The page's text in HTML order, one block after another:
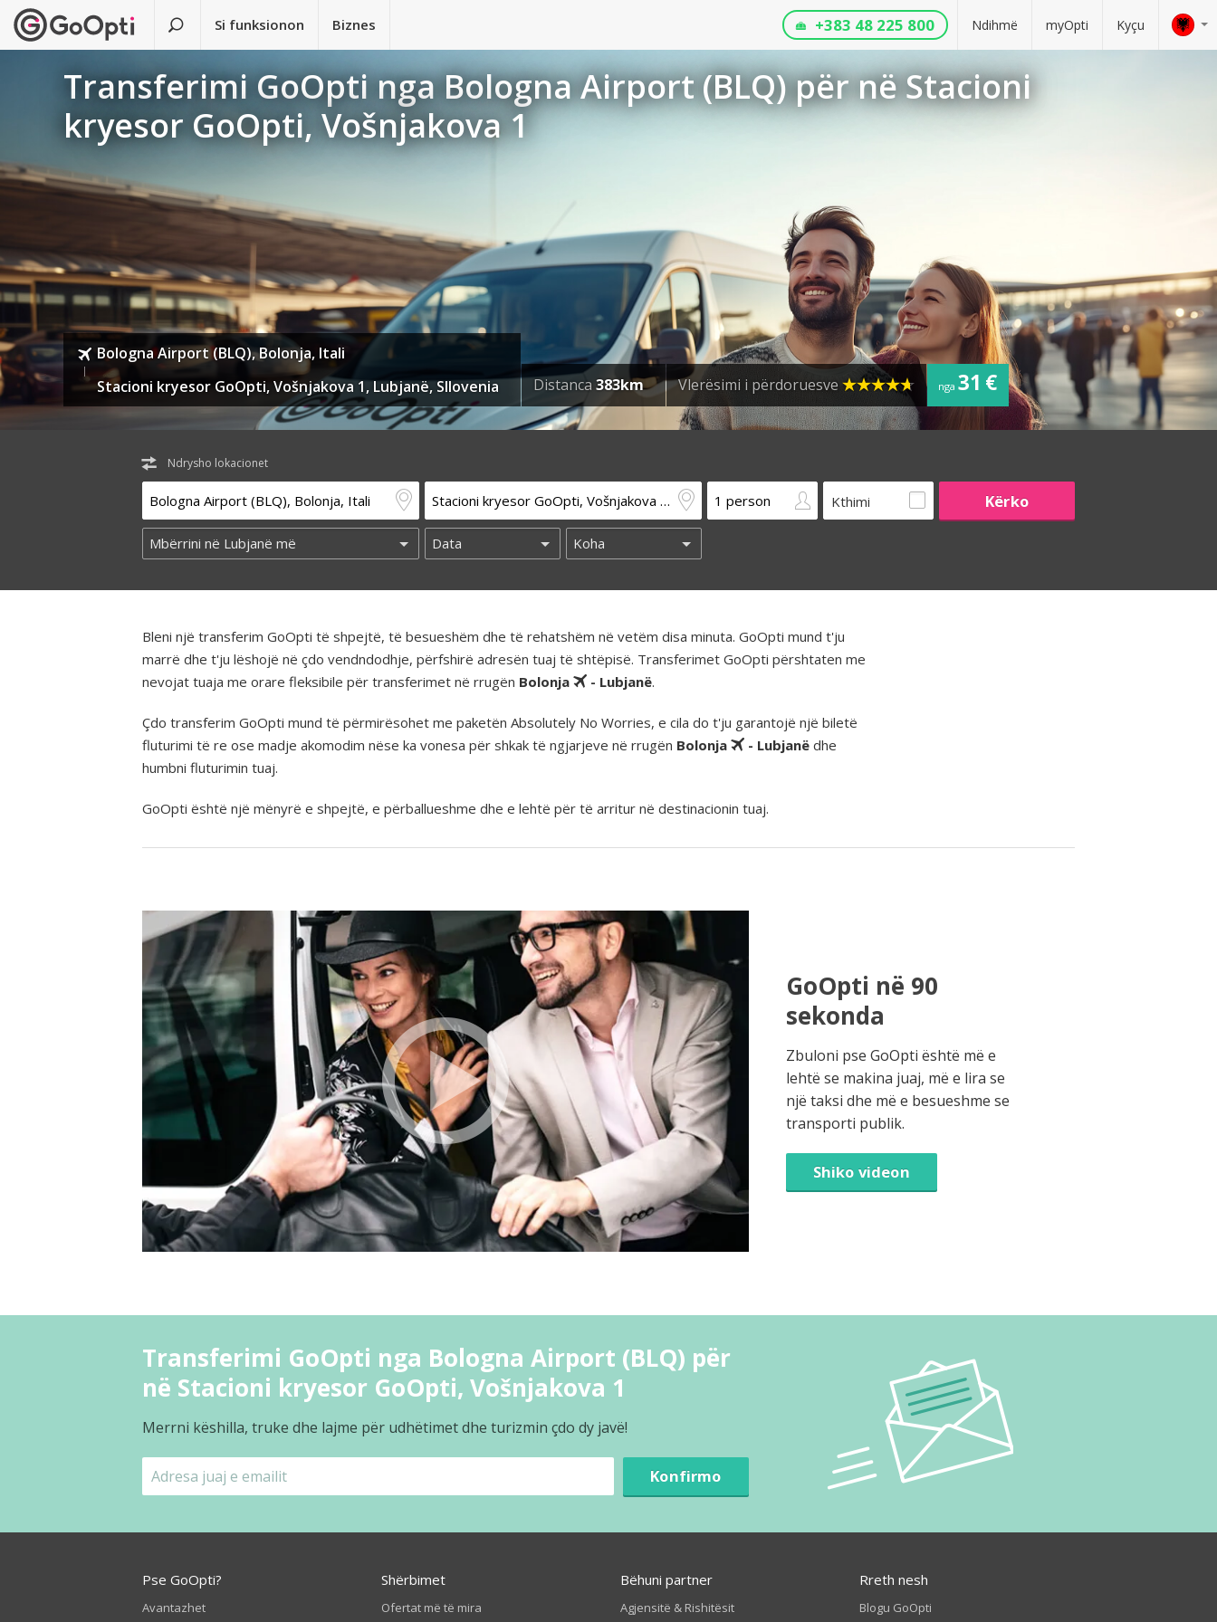
Si funksionon Biznes Ndihmë myOpti Kyçu
+383 48 225 800
Transferimi GoOpti nga Bologna Airport (BLQ) për në Stacioni
kryesor GoOpti, Vošnjakova 1
Bologna Airport (BLQ), Bolonja, Itali
Stacioni kryesor GoOpti, Vošnjakova 1, Lubjanë, Sllovenia
Distanca 383km Vlerësimi i përdoruesve nga31 €
Ndrysho lokacionet
Kthimi
Bleni një transferim GoOpti të shpejtë, të besueshëm dhe të rehatshëm në vetëm disa minuta. GoOpti mund t'ju
marrë dhe t'ju lëshojë në çdo vendndodhje, përfshirë adresën tuaj të shtëpisë. Transferimet GoOpti përshtaten me
nevojat tuaja me orare fleksibile për transferimet në rrugën Bolonja - Lubjanë.
Çdo transferim GoOpti mund të përmirësohet me paketën Absolutely No Worries, e cila do t'ju garantojë një biletë
fluturimi të re ose madje akomodim nëse ka vonesa për shkak të ngjarjeve në rrugën Bolonja - Lubjanë dhe
humbni fluturimin tuaj.
GoOpti është një mënyrë e shpejtë, e përballueshme dhe e lehtë për të arritur në destinacionin tuaj.
GoOpti në 90
sekonda
Zbuloni pse GoOpti është më e
lehtë se makina juaj, më e lira se
një taksi dhe më e besueshme se
transporti publik.
Shiko videon
Transferimi GoOpti nga Bologna Airport (BLQ) për
në Stacioni kryesor GoOpti, Vošnjakova 1
Merrni këshilla, truke dhe lajme për udhëtimet dhe turizmin çdo dy javë!
Konfirmo
Pse GoOpti?
Avantazhet
Shërbimet
Ofertat më të mira
Bëhuni partner
Agjensitë & Rishitësit
Rreth nesh
Blogu GoOpti